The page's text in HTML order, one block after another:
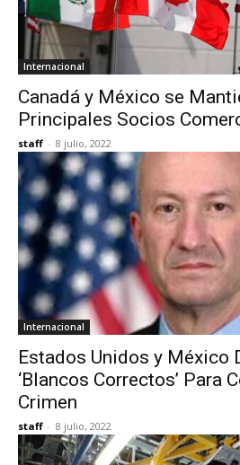
Internacional
Canadá y México se
Principales Socios
staff - 8 julio, 2022
Internacional
Estados Unidos y México
‘Blancos Correctos’ Para
Crimen
staff - 8 julio, 2022